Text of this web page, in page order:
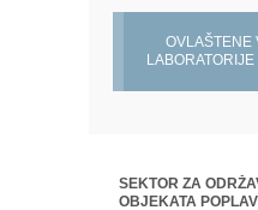
OVLAŠTENE
SEKTOR ZA
OBJEKATA